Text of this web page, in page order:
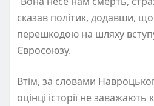
сказав політик, додавши,
перешкодою на шляху
Євросоюзу.
Втім, за словами
оцінці історії не